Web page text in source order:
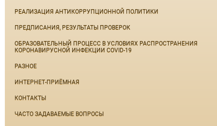
РЕАЛИЗАЦИЯ АНТИКОРРУПЦИОННОЙ ПОЛИТИКИ
ПРЕДПИСАНИЯ, РЕЗУЛЬТАТЫ ПРОВЕРОК
ОБРАЗОВАТЕЛЬНЫЙ ПРОЦЕСС В УСЛОВИЯХ РАСПРОСТРАНЕНИЯ
КОРОНАВИРУСНОЙ ИНФЕКЦИИ COVID-19
РАЗНОЕ
ИНТЕРНЕТ-ПРИЁМНАЯ
КОНТАКТЫ
ЧАСТО ЗАДАВАЕМЫЕ ВОПРОСЫ